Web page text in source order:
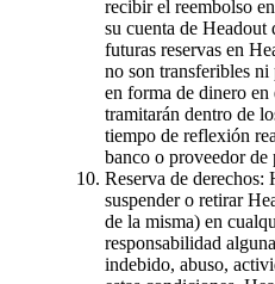
recibir el reembolso
su cuenta de
futuras reservas en
no son transferibles ni
en forma de dinero
tramitarán dentro de
tiempo de reflexión
banco o proveedor de
Reserva de derechos:
suspender o retirar
de la misma) en
responsabilidad
indebido, abuso,